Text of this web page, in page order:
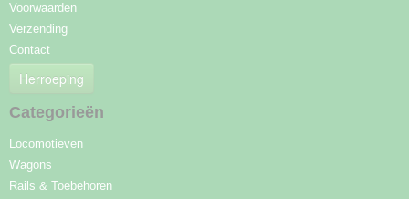
Voorwaarden
Verzending
Contact
Herroeping
Categorieën
Locomotieven
Wagons
Rails & Toebehoren